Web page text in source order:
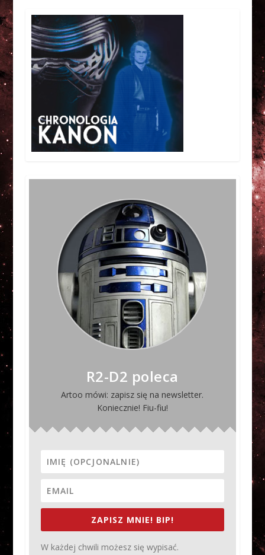
R2-D2 poleca
Artoo mówi: zapisz się na newsletter.
Koniecznie! Fiu-fiu!
ZAPISZ MNIE! BIP!
W każdej chwili możesz się wypisać.